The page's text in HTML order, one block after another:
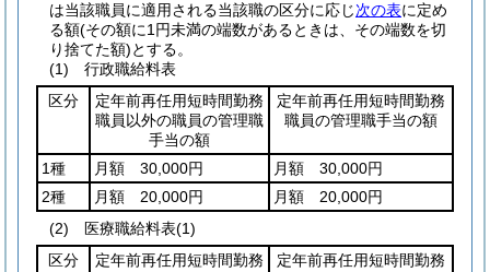
は当該職員に適用される当該職の区分に応じ次の表に定め
る額(その額に1円未満の端数があるときは、その端数を切
り捨てた額)とする。
(1)
行政職給料表
区分
定年前再任用短時間勤務
職員以外の職員の管理職
手当の額
定年前再任用短時間勤務
職員の管理職手当の額
1種 月額 30,000円
月額 30,000円
2種
月額 20,000円
月額 20,000円
(2)
医療職給料表(1)
区分
定年前再任用短時間勤務
定年前再任用短時間勤務